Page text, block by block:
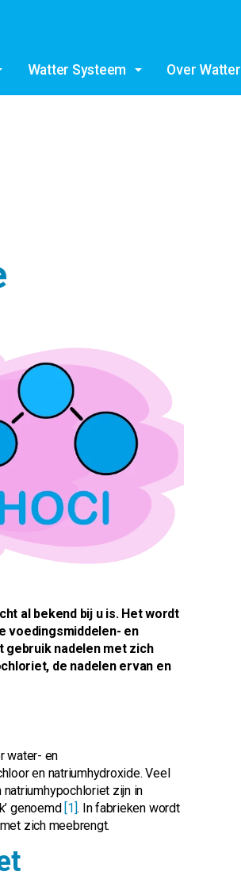
Watter Systeem Over Watter
al bekend bij u is. Het wordt
voedingsmiddelen- en
nadelen met zich
de nadelen ervan en
water- en
en natriumhydroxide. Veel
zijn in
genoemd [1]. In fabrieken wordt
zich meebrengt.